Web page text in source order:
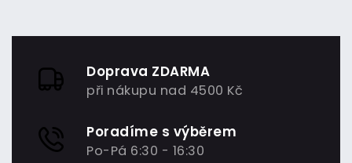
Doprava ZDARMA
při nákupu nad 4500 Kč
Poradíme s výběrem
Po-Pá 6:30 - 16:30